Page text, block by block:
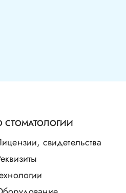
СТОМАТОЛОГИИ
свидетельства